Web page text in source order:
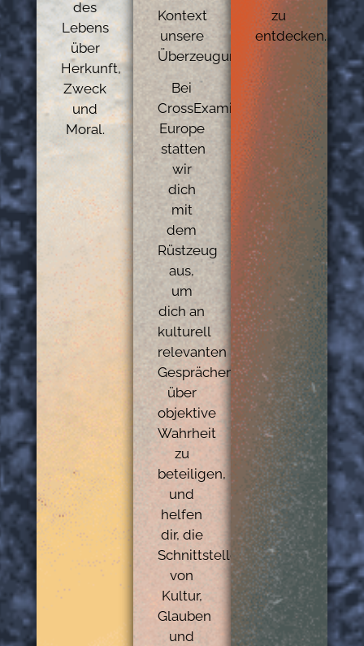
des
Lebens
über
Herkunft,
Zweck
und
Moral.
Kontext
unsere
Überzeugungen?
Bei
CrossExamined
Europe
statten
wir
dich
mit
dem
Rüstzeug
aus,
um
dich an
kulturell
relevanten
Gesprächen
über
objektive
Wahrheit
zu
beteiligen,
und
helfen
dir, die
Schnittstellen
von
Kultur,
Glauben
und
zu
entdecken.